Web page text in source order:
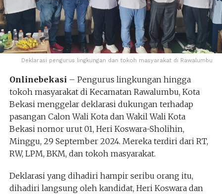
Deklarasi pengurus lingkungan dan tokoh masyarakat di Rawalumbu
Onlinebekasi – Pengurus lingkungan hingga
tokoh masyarakat di Kecamatan Rawalumbu, Kota
Bekasi menggelar deklarasi dukungan terhadap
pasangan Calon Wali Kota dan Wakil Wali Kota
Bekasi nomor urut 01, Heri Koswara-Sholihin,
Minggu, 29 September 2024. Mereka terdiri dari RT,
RW, LPM, BKM, dan tokoh masyarakat.
Deklarasi yang dihadiri hampir seribu orang itu,
dihadiri langsung oleh kandidat, Heri Koswara dan